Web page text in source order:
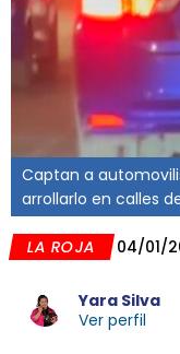
Captan a
arrollarlo en calles
LA ROJA 04/01/
Yara Silva
Ver perfil